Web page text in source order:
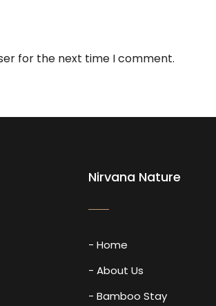
for the next time I comment.
Nirvana Nature
- Home
- About Us
- Bamboo Stay